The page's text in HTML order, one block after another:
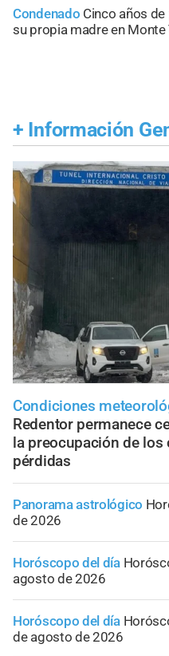
Condenado Cinco años
su propia madre en Monte
+ Información
Condiciones
Redentor permanece
la preocupación de
pérdidas
Panorama astrológico
de 2026
Horóscopo del día
agosto de 2026
Horóscopo del día
de agosto de 2026